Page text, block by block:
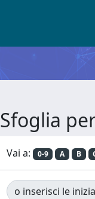
Sfoglia
Vai a: 0-9 A B
o inserisci le